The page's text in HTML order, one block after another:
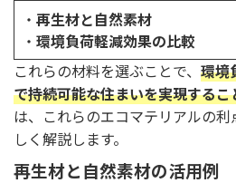
・ 再生材と自然素材
・ 環境負荷軽減効果の比較
これらの材料を選ぶことで、 環境
で持続可能な住まいを実現するこ
は、これらのエコマテリアルの
しく解説します。
再生材と自然素材の活用例